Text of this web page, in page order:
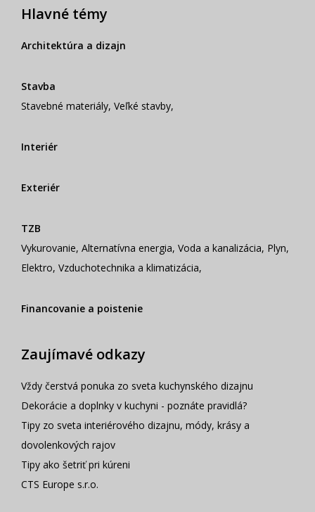
Hlavné témy
Architektúra a dizajn
Stavba
Stavebné materiály, Veľké stavby,
Interiér
Exteriér
TZB
Vykurovanie, Alternatívna energia, Voda a kanalizácia, Plyn,
Elektro, Vzduchotechnika a klimatizácia,
Financovanie a poistenie
Zaujímavé odkazy
Vždy čerstvá ponuka zo sveta kuchynského dizajnu
Dekorácie a doplnky v kuchyni - poznáte pravidlá?
Tipy zo sveta interiérového dizajnu, módy, krásy a
dovolenkových rajov
Tipy ako šetriť pri kúreni
CTS Europe s.r.o.